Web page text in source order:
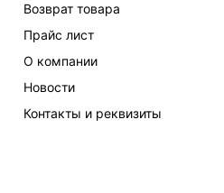
Возврат товара
Прайс лист
О компании
Новости
Контакты и реквизиты